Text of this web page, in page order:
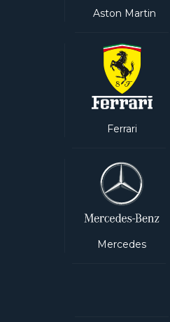
Ferrari
Aston Martin
Mercedes